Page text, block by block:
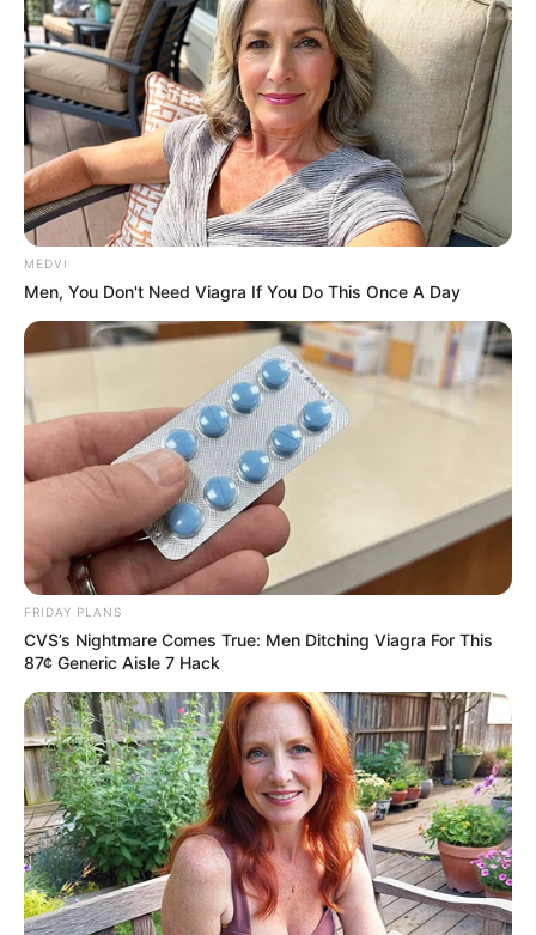
เบอร์การเงิน เบอร์โชคลาภ เบอร์การศึกษา
เบอร์ความรัก เบอร์การงาน เบอร์สุขภาพ
รวมเรื่อง Hot
ฝันว่ามีคนหยิบลอตเตอรี่ให้
13 พ.ค. 2022
รวมมิตร 16 คาถาเมตตามหา
นิยม!! เพื่อความเป็นสิริมงคล
MEDVI
Men, You Don't Need Viagra If You Do This Once A Day
FRIDAY PLANS
CVS’s Nightmare Comes True: Men Ditching Viagra For This
87¢ Generic Aisle 7 Hack